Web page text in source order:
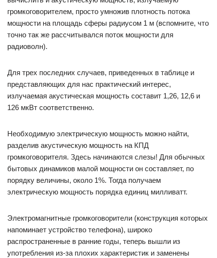
громкоговорителем, просто умножив плотность потока
мощности на площадь сферы радиусом 1 м (вспомните, что
точно так же рассчитывался поток мощности для
радиоволн).
Для трех последних случаев, приведенных в таблице и
представляющих для нас практический интерес,
излучаемая акустическая мощность составит 1,26, 12,6 и
126 мкВт соответственно.
Необходимую электрическую мощность можно найти,
разделив акустическую мощность на КПД
громкоговорителя. Здесь начинаются слезы! Для обычных
бытовых динамиков малой мощности он составляет, по
порядку величины, около 1%. Тогда получаем
электрическую мощность порядка единиц милливатт.
Электромагнитные громкоговорители (конструкция которых
напоминает устройство телефона), широко
распространенные в ранние годы, теперь вышли из
употребления из-за плохих характеристик и заменены